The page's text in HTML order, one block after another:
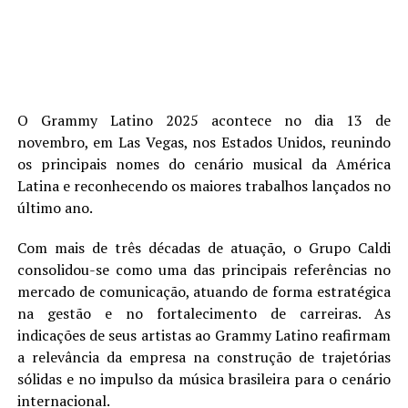
O Grammy Latino 2025 acontece no dia 13 de
novembro, em Las Vegas, nos Estados Unidos, reunindo
os principais nomes do cenário musical da América
Latina e reconhecendo os maiores trabalhos lançados no
último ano.
Com mais de três décadas de atuação, o Grupo Caldi
consolidou-se como uma das principais referências no
mercado de comunicação, atuando de forma estratégica
na gestão e no fortalecimento de carreiras. As
indicações de seus artistas ao Grammy Latino reafirmam
a relevância da empresa na construção de trajetórias
sólidas e no impulso da música brasileira para o cenário
internacional.